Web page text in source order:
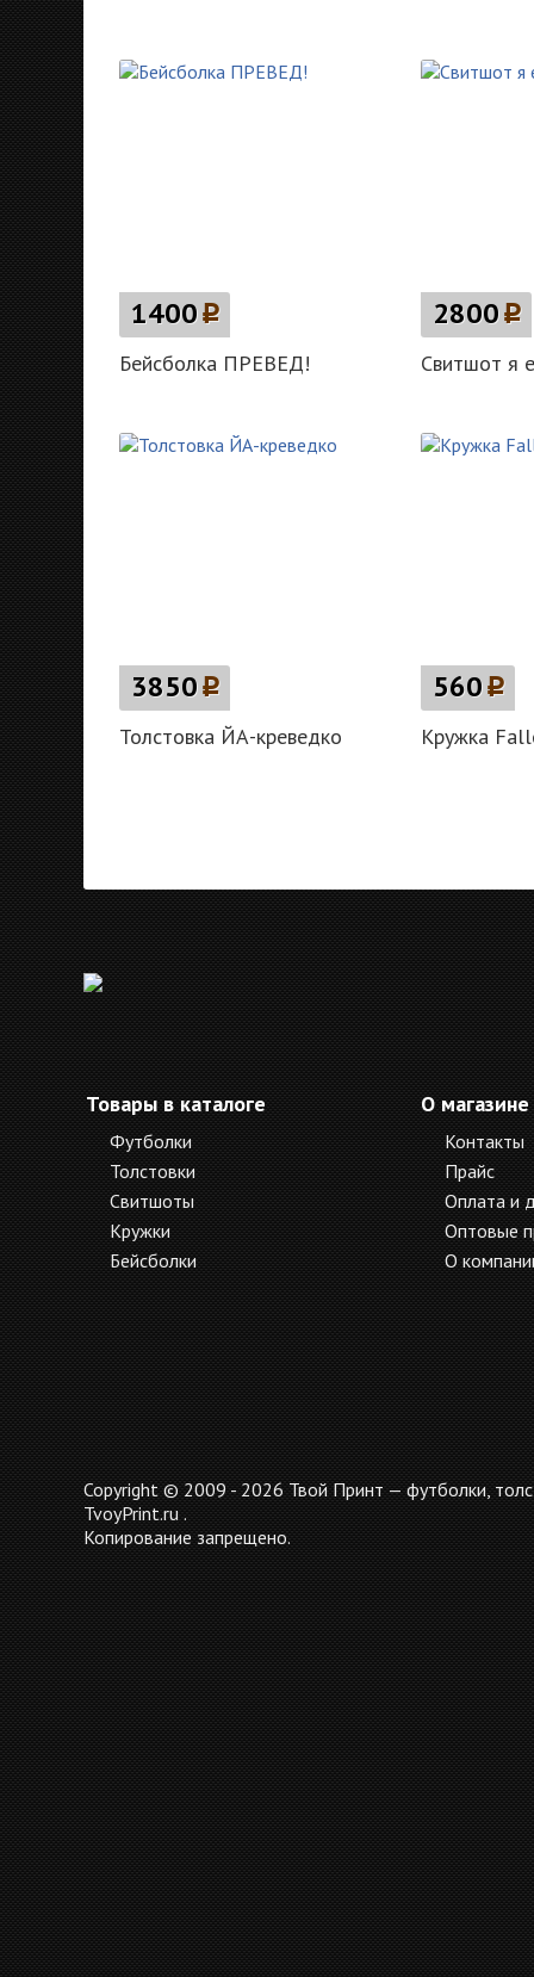
1400p
Бейсболка ПРЕВЕД!
2800p
Свитшот я
3850p
Толстовка ЙА-креведко
560p
Кружка
Товары в каталоге
Футболки
Толстовки
Свитшоты
Кружки
Бейсболки
О магазине
Контакты
Прайс
Оплата и
Оптовые
О
Copyright © 2009 - 2026 Твой Принт — футболки,
TvoyPrint.ru .
Копирование запрещено.